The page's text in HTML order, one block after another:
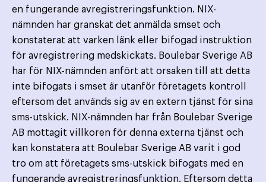
en fungerande avregistreringsfunktion. NIX-
nämnden har granskat det anmälda smset och
konstaterat att varken länk eller bifogad instruktion
för avregistrering medskickats. Boulebar Sverige AB
har för NIX-nämnden anfört att orsaken till att detta
inte bifogats i smset är utanför företagets kontroll
eftersom det används sig av en extern tjänst för sina
sms-utskick. NIX-nämnden har från Boulebar Sverige
AB mottagit villkoren för denna externa tjänst och
kan konstatera att Boulebar Sverige AB varit i god
tro om att företagets sms-utskick bifogats med en
fungerande avregistreringsfunktion. Eftersom detta